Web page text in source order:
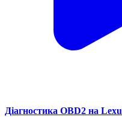
Діагностика OBD2 на